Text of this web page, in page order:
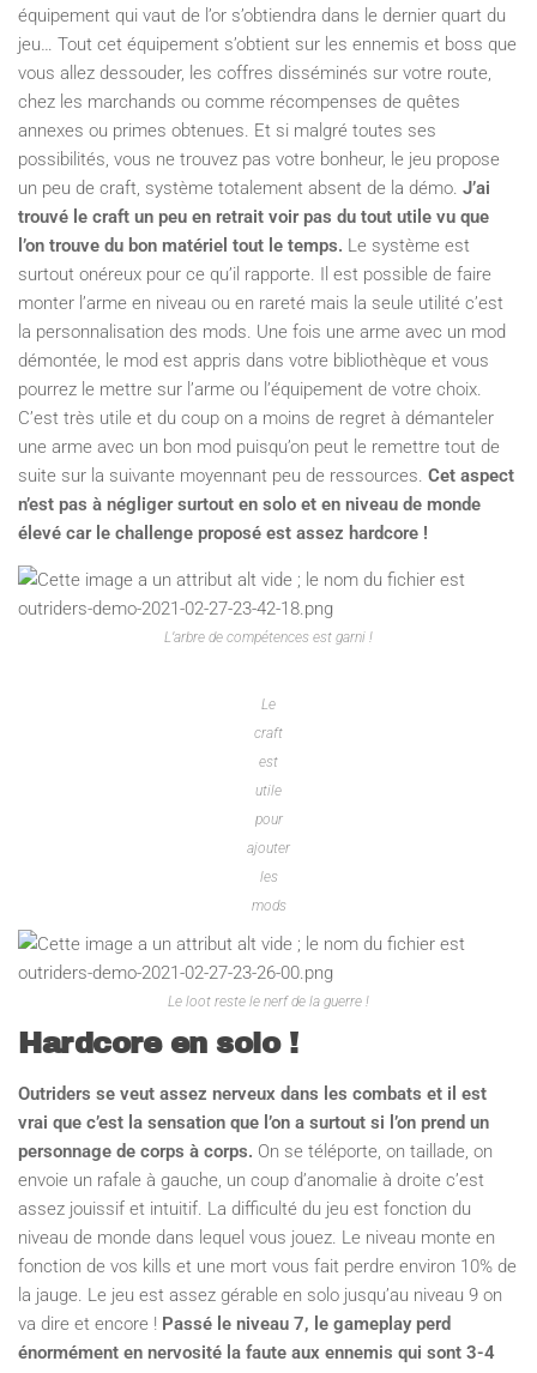
équipement qui vaut de l’or s’obtiendra dans le dernier quart du
jeu… Tout cet équipement s’obtient sur les ennemis et boss que
vous allez dessouder, les coffres disséminés sur votre route,
chez les marchands ou comme récompenses de quêtes
annexes ou primes obtenues. Et si malgré toutes ses
possibilités, vous ne trouvez pas votre bonheur, le jeu propose
un peu de craft, système totalement absent de la démo. J’ai
trouvé le craft un peu en retrait voir pas du tout utile vu que
l’on trouve du bon matériel tout le temps. Le système est
surtout onéreux pour ce qu’il rapporte. Il est possible de faire
monter l’arme en niveau ou en rareté mais la seule utilité c’est
la personnalisation des mods. Une fois une arme avec un mod
démontée, le mod est appris dans votre bibliothèque et vous
pourrez le mettre sur l’arme ou l’équipement de votre choix.
C’est très utile et du coup on a moins de regret à démanteler
une arme avec un bon mod puisqu’on peut le remettre tout de
suite sur la suivante moyennant peu de ressources. Cet aspect
n’est pas à négliger surtout en solo et en niveau de monde
élevé car le challenge proposé est assez hardcore !
L’arbre de compétences est garni !
Le
craft
est
utile
pour
ajouter
les
mods
Le loot reste le nerf de la guerre !
Hardcore en solo !
Outriders se veut assez nerveux dans les combats et il est
vrai que c’est la sensation que l’on a surtout si l’on prend un
personnage de corps à corps. On se téléporte, on taillade, on
envoie un rafale à gauche, un coup d’anomalie à droite c’est
assez jouissif et intuitif. La difficulté du jeu est fonction du
niveau de monde dans lequel vous jouez. Le niveau monte en
fonction de vos kills et une mort vous fait perdre environ 10% de
la jauge. Le jeu est assez gérable en solo jusqu’au niveau 9 on
va dire et encore ! Passé le niveau 7, le gameplay perd
énormément en nervosité la faute aux ennemis qui sont 3-4